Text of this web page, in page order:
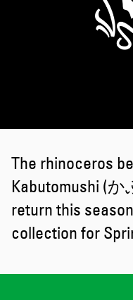
The rhinoceros
Kabutomushi (
return this
collection for